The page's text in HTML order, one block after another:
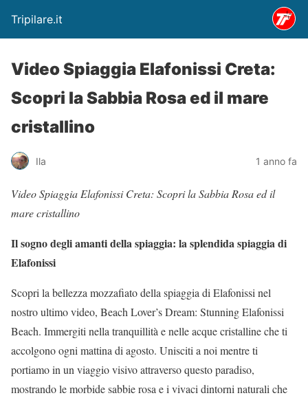
Tripilare.it
Video Spiaggia Elafonissi Creta:
Scopri la Sabbia Rosa ed il mare
cristallino
Ila 1 anno fa
Video Spiaggia Elafonissi Creta: Scopri la Sabbia Rosa ed il
mare cristallino
Il sogno degli amanti della spiaggia: la splendida spiaggia di
Elafonissi
Scopri la bellezza mozzafiato della spiaggia di Elafonissi nel
nostro ultimo video, Beach Lover’s Dream: Stunning Elafonissi
Beach. Immergiti nella tranquillità e nelle acque cristalline che ti
accolgono ogni mattina di agosto. Unisciti a noi mentre ti
portiamo in un viaggio visivo attraverso questo paradiso,
mostrando le morbide sabbie rosa e i vivaci dintorni naturali che